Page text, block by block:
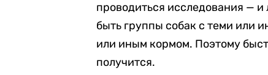
проводиться исследования —
быть группы собак с теми или
или иным кормом. Поэтому
получится.